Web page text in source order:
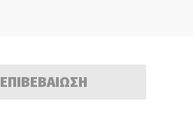
ΕΠΙΒΕΒΑΙΩΣΗ